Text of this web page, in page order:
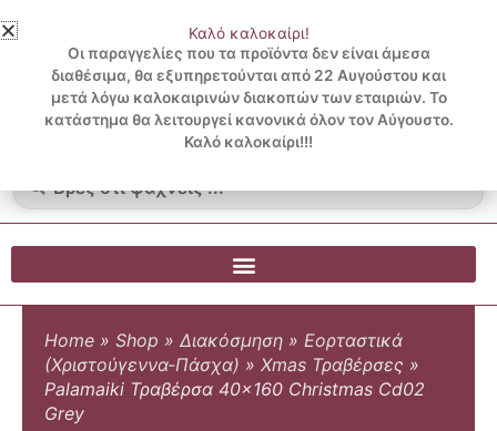
στο
περιεχόμενο
3 ΔΟΣΕΙΣ ΧΩΡΙΣ ΠΙΣΤΩΤΙΚΗ ΜΕ KLARNA
...
Λογαριασμός
Blog
0.00€
0
Cart
Home » Shop » Διακόσμηση » Εορταστικά
(Χριστούγεννα-Πάσχα) » Xmas Τραβέρσες »
Palamaiki Τραβέρσα 40×160 Christmas Cd02
Grey
Καλό καλοκαίρι!
Οι παραγγελίες που τα προϊόντα δεν είναι άμεσα
διαθέσιμα, θα εξυπηρετούνται από 22 Αυγούστου και
μετά λόγω καλοκαιρινών διακοπών των εταιριών. Το
κατάστημα θα λειτουργεί κανονικά όλον τον Αύγουστο.
Καλό καλοκαίρι!!!